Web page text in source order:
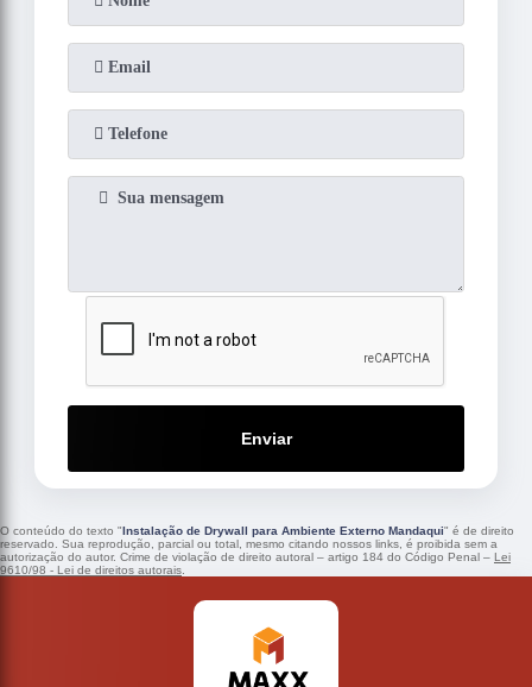
Enviar
O conteúdo do texto "Instalação de Drywall para Ambiente Externo Mandaqui" é de direito
reservado. Sua reprodução, parcial ou total, mesmo citando nossos links, é proibida sem a
autorização do autor. Crime de violação de direito autoral – artigo 184 do Código Penal – Lei
9610/98 - Lei de direitos autorais.